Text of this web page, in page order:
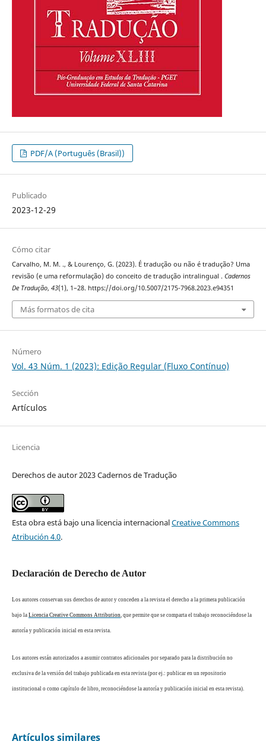
PDF/A (Português (Brasil))
Publicado
2023-12-29
Cómo citar
Carvalho, M. M. ., & Lourenço, G. (2023). É tradução ou não é tradução? Uma
revisão (e uma reformulação) do conceito de tradução intralingual . Cadernos
De Tradução, 43(1), 1–28. https://doi.org/10.5007/2175-7968.2023.e94351
Más formatos de cita
Número
Vol. 43 Núm. 1 (2023): Edição Regular (Fluxo Contínuo)
Sección
Artículos
Licencia
Derechos de autor 2023 Cadernos de Tradução
Esta obra está bajo una licencia internacionalCreative Commons
Atribución 4.0.
Declaración de Derecho de Autor
Los autores conservan sus derechos de autor y conceden a la revista el derecho a la primera publicación
bajo la Licencia Creative Commons Attribution , que permite que se comparta el trabajo reconociéndose la
autoría y publicación inicial en esta revista.
Los autores están autorizados a asumir contratos adicionales por separado para la distribución no
exclusiva de la versión del trabajo publicada en esta revista (por ej.: publicar en un repositorio
institucional o como capítulo de libro, reconociéndose la autoría y publicación inicial en esta revista).
Artículos similares